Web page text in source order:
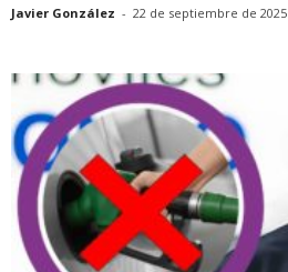
Javier González - 22 de septiembre de 2025